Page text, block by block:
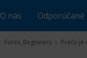
O nás Odporúčané
Forex_Beginners Prečo je